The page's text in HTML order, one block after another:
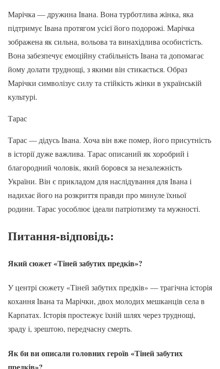
Марічка — дружина Івана. Вона турботлива жінка, яка
підтримує Івана протягом усієї його подорожі. Марічка
зображена як сильна, вольова та винахідлива особистість.
Вона забезпечує емоційну стабільність Івана та допомагає
йому долати труднощі, з якими він стикається. Образ
Марічки символізує силу та стійкість жінки в українській
культурі.
Тарас
Тарас — дідусь Івана. Хоча він вже помер, його присутність
в історії дуже важлива. Тарас описаний як хоробрий і
благородний чоловік, який боровся за незалежність
України. Він є прикладом для наслідування для Івана і
надихає його на розкриття правди про минуле їхньої
родини. Тарас уособлює ідеали патріотизму та мужності.
Питання-відповідь:
Який сюжет «Тіней забутих предків»?
У центрі сюжету «Тіней забутих предків» — трагічна історія
кохання Івана та Марічки, двох молодих мешканців села в
Карпатах. Історія простежує їхній шлях через труднощі,
зраду і, зрештою, передчасну смерть.
Як би ви описали головних героїв «Тіней забутих
предків»?